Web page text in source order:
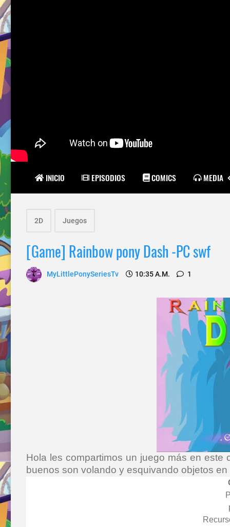
INICIO EPISODIOS COMICS MEDIA
2D Juegos
[Game] Rainbow pony Dash -PC swf
MyLittlePonySeriesTv 10:35 A.m. 1
Hola les compartimos un juego más en
buenos son volando y esquivando objetos